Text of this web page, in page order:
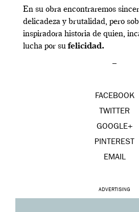
En su obra encontraremos
delicadeza y brutalidad, pero
inspiradora historia de quien,
lucha por sufelicidad.
–
FACEBOOK
TWITTER
GOOGLE+
PINTEREST
EMAIL
ADVERTISING